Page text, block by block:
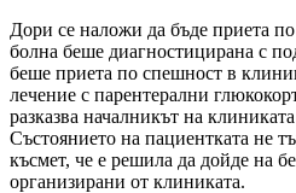
Дори се наложи да бъде приета
болна беше диагностицирана с
беше приета по спешност в
лечение с парентерални
разказва началникът на
Състоянието на пациентката не
късмет, че е решила да дойде на
организирани от клиниката.